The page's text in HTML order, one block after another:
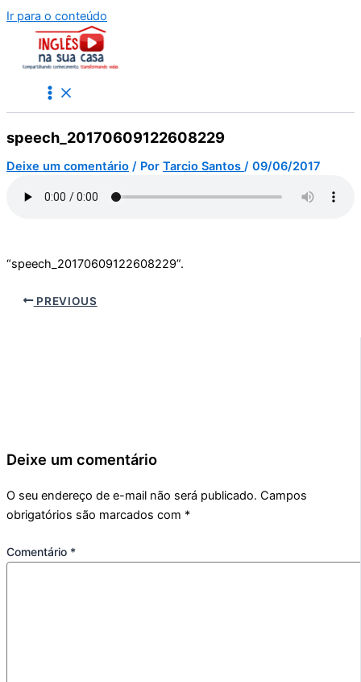
Ir para o conteúdo
speech_20170609122608229
Deixe um comentário / Por Tarcio Santos / 09/06/2017
“speech_20170609122608229”.
PREVIOUS
Deixe um comentário
O seu endereço de e-mail não será publicado. Campos
obrigatórios são marcados com *
Comentário *